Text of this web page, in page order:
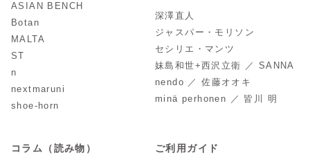
ASIAN BENCH
Botan
MALTA
ST
n
nextmaruni
shoe-horn
深澤直人
ジャスパー・モリソン
セシリエ・マンツ
妹島和世+西沢立衛 ／ SANNA
nendo ／ 佐藤オオキ
minä perhonen ／ 皆川 明
コラム（読み物） ご利用ガイド